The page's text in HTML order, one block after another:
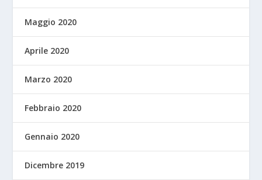
Maggio 2020
Aprile 2020
Marzo 2020
Febbraio 2020
Gennaio 2020
Dicembre 2019